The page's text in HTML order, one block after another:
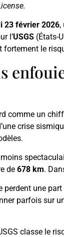
23 février 2026,
l’USGS (États-
fortement le
comme un
crise
de 678 km.
une
parfois sur
classe le